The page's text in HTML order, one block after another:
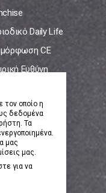
Daily Life
CE
Ευθύνη
τον οποίο η
δεδομένα
Τα
μας
μας.
για να